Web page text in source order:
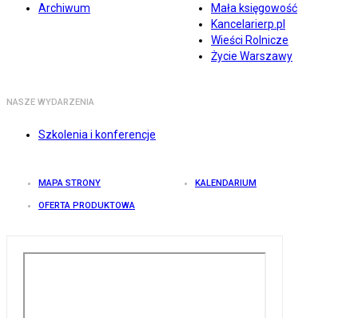
Archiwum
Mała księgowość
Kancelarierp.pl
Wieści Rolnicze
Życie Warszawy
NASZE WYDARZENIA
Szkolenia i konferencje
MAPA STRONY KALENDARIUM
OFERTA PRODUKTOWA